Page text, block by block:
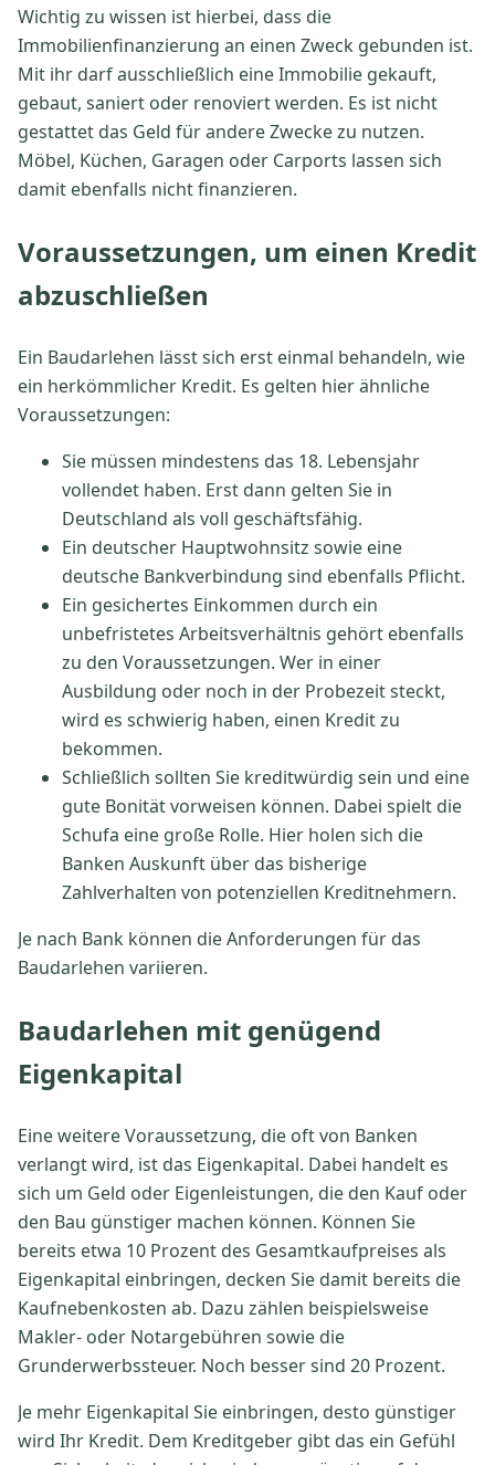
Wichtig zu wissen ist hierbei, dass die
Immobilienfinanzierung an einen Zweck gebunden ist.
Mit ihr darf ausschließlich eine Immobilie gekauft,
gebaut, saniert oder renoviert werden. Es ist nicht
gestattet das Geld für andere Zwecke zu nutzen.
Möbel, Küchen, Garagen oder Carports lassen sich
damit ebenfalls nicht finanzieren.
Voraussetzungen, um einen Kredit
abzuschließen
Ein Baudarlehen lässt sich erst einmal behandeln, wie
ein herkömmlicher Kredit. Es gelten hier ähnliche
Voraussetzungen:
Sie müssen mindestens das 18. Lebensjahr
vollendet haben. Erst dann gelten Sie in
Deutschland als voll geschäftsfähig.
Ein deutscher Hauptwohnsitz sowie eine
deutsche Bankverbindung sind ebenfalls Pflicht.
Ein gesichertes Einkommen durch ein
unbefristetes Arbeitsverhältnis gehört ebenfalls
zu den Voraussetzungen. Wer in einer
Ausbildung oder noch in der Probezeit steckt,
wird es schwierig haben, einen Kredit zu
bekommen.
Schließlich sollten Sie kreditwürdig sein und eine
gute Bonität vorweisen können. Dabei spielt die
Schufa eine große Rolle. Hier holen sich die
Banken Auskunft über das bisherige
Zahlverhalten von potenziellen Kreditnehmern.
Je nach Bank können die Anforderungen für das
Baudarlehen variieren.
Baudarlehen mit genügend
Eigenkapital
Eine weitere Voraussetzung, die oft von Banken
verlangt wird, ist das Eigenkapital. Dabei handelt es
sich um Geld oder Eigenleistungen, die den Kauf oder
den Bau günstiger machen können. Können Sie
bereits etwa 10 Prozent des Gesamtkaufpreises als
Eigenkapital einbringen, decken Sie damit bereits die
Kaufnebenkosten ab. Dazu zählen beispielsweise
Makler- oder Notargebühren sowie die
Grunderwerbssteuer. Noch besser sind 20 Prozent.
Je mehr Eigenkapital Sie einbringen, desto günstiger
wird Ihr Kredit. Dem Kreditgeber gibt das ein Gefühl